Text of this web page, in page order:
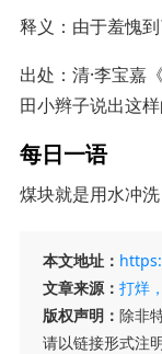
释义：由于羞愧
出处：清·李宝嘉
田小辫子说出这
每日一语
煤块就是用水冲
本文地址：
文章来源： 打烊
版权声明： 除非
请以链接形式注